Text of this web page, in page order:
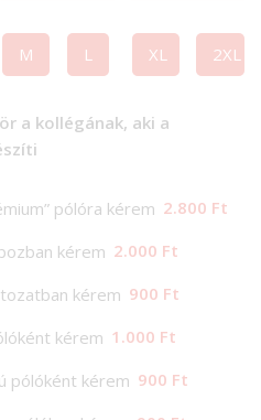
M L XL 2XL
a kollégának, aki a
pólóra kérem 2.800 Ft
kérem 2.000 Ft
kérem 900 Ft
kérem 1.000 Ft
pólóként kérem 900 Ft